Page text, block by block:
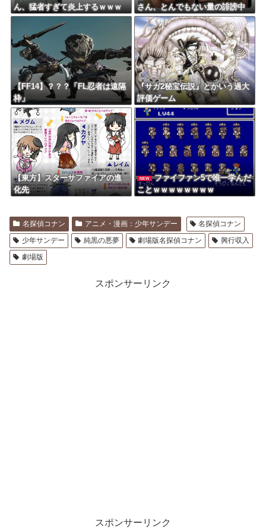
ん、猛者すぎて炎上するｗｗｗ
ｗ
さん、とんでもない量の誹謗中
傷が届いて号泣する…
【FF14】？？？「FL忍者は遠隔
枠」
『サガ2秘宝伝説』とかいう過大
評価ゲーム
【東方】スターサファイアの進
化先
NEW
ファイファン5で唯一学んだ
ことｗｗｗｗｗｗｗｗ
名探偵コナン アニメ・漫画：少年サンデー
名探偵コナン
少年サンデー
純黒の悪夢 劇場版名探偵コナン
興行収入
劇場版
スポンサーリンク
スポンサーリンク